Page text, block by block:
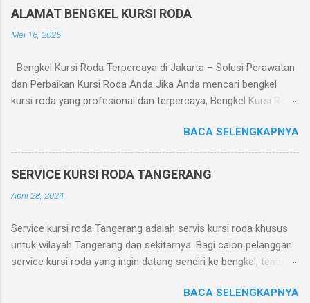
n
g
K
e
n
a
ALAMAT BENGKEL KURSI RODA
Mei 16, 2025
Bengkel Kursi Roda Terpercaya di Jakarta – Solusi Perawatan
dan Perbaikan Kursi Roda Anda Jika Anda mencari bengkel
kursi roda yang profesional dan terpercaya, Bengkel Kursi Roda
kursi roda manual maupun elektrik dengan pelayanan cepat dan
harga terjangkau. Layanan yang Tersedia: Perbaikan roda dan
elektrik Pengelasan dan penguatan rangka Penjualan suku
Makaliwe 1 No. 7, Grogol, Jakarta Barat Telp/WA: 0819-3261-
8088 Jam Operasional: Senin – Sabtu, 08.00 – 18.00 WIB
Kenapa Memilih Kami? Teknisi berpengalaman dan terlatih Suku
dan sekitarnya) Garansi servis hingga 1 bulan Apakah kursi
BACA SELENGKAPNYA
SERVICE KURSI RODA TANGERANG
April 28, 2024
Service kursi roda Tangerang adalah servis kursi roda khusus
untuk wilayah Tangerang dan sekitarnya. Bagi calon pelanggan
service kursi roda yang ingin datang sendiri ke bengkel, tentu
bengkel kursi roda kami ke Tangerang hanya sejauh jangkauan.
BACA SELENGKAPNYA